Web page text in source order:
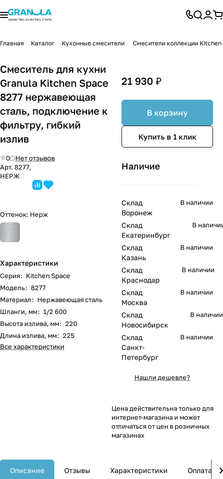
Главная Каталог Кухонные смесители Смесители коллекции Kitchen
Смеситель для кухни
Granula Kitchen Space
8277 нержавеющая
сталь, подключение к
фильтру, гибкий
излив
0
Нет отзывов
Арт. 8277,
НЕРЖ
Оттенок: Нерж
Характеристики
Серия: Kitchen Space
Модель: 8277
Материал: Нержавеющая сталь
Шланги, мм: 1/2 600
Высота излива, мм: 220
Длина излива, мм: 225
Все характеристики
21 930 ₽
В корзину
Купить в 1 клик
Наличие
Склад
Воронеж
В наличии
Склад
Екатеринбург
В
Склад
Казань
В наличии
Склад
Краснодар
В наличии
Склад
Москва
В наличии
Склад
Новосибирск
В наличии
Склад
Санкт-
Петербург
В наличии
Нашли дешевле?
Цена действительна только для
интернет-магазина и может
отличаться от цен в розничных
магазинах
Описание Отзывы Характеристики Оплата